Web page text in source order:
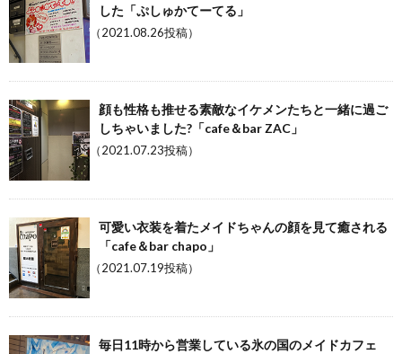
した「ぷしゅかてーてる」
（2021.08.26投稿）
顔も性格も推せる素敵なイケメンたちと一緒に過ご
しちゃいました?「cafe＆bar ZAC」
（2021.07.23投稿）
可愛い衣装を着たメイドちゃんの顔を見て癒される
「cafe＆bar chapo」
（2021.07.19投稿）
毎日11時から営業している氷の国のメイドカフェ